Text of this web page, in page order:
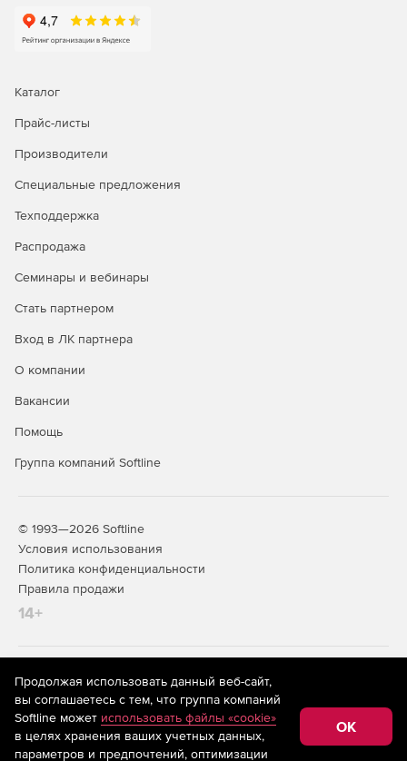
Полный цикл 360° редактирования.
Elements 3 Chroma Key Pro
Stylizers 5 Cartoonr Plus
Набор "киношных" шаблонов
Каталог
Прайс-листы
Производители
Специальные предложения
Техподдержка
Распродажа
Семинары и вебинары
Стать партнером
Вход в ЛК партнера
О компании
Вакансии
Помощь
Группа компаний Softline
© 1993—2026 Softline
Условия использования
Политика конфиденциальности
Правила продажи
14+
На информационном ресурсе store.softline.ru применяются
рекомендательные технологии
(информационные технологии
предоставления информации на основе сбора,
систематизации и анализа сведений, относящихся к
предпочтениям пользователей сети «Интернет»,
находящихся на территории Российской Федерации)
Продолжая использовать данный веб-сайт,
вы соглашаетесь с тем, что группа компаний
Softline может использовать файлы «cookie»
в целях хранения ваших учетных данных,
параметров и предпочтений, оптимизации
OK